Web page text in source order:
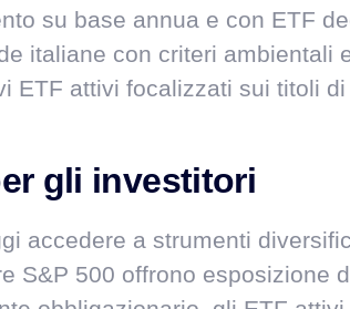
su base annua e con ETF
italiane con criteri ambientali
ETF attivi focalizzati sui titoli
gli investitori
accedere a strumenti
S&P 500 offrono